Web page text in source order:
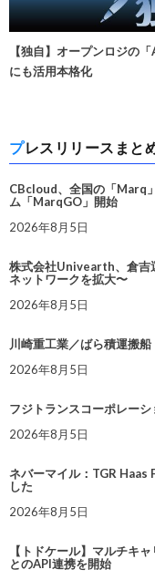
【独自】オープンロジの
にも活用本格化
プレスリリースまと
CBcloud、全国の「Marq
ム「MarqGO」開始
2026年8月5日
株式会社Univearth、倉吉
ネットワークを拡大〜
2026年8月5日
川崎重工業／ばら積運搬
2026年8月5日
フジトランスコーポレー
2026年8月5日
ネバーマイル：TGR Haas
した
2026年8月5日
【トドケール】マルチキ
とのAPI連携を開始